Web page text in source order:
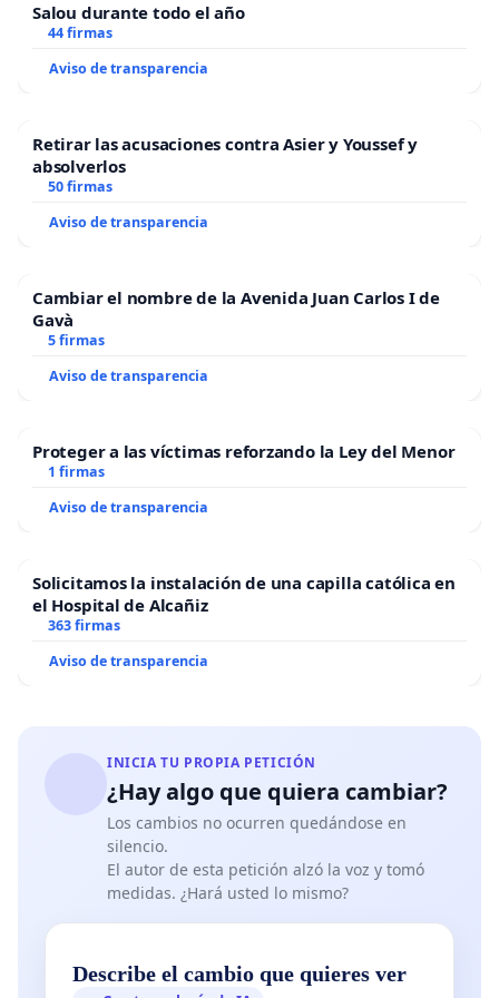
Salou durante todo el año
44 firmas
Aviso de transparencia
Retirar las acusaciones contra Asier y Youssef y
absolverlos
50 firmas
Aviso de transparencia
Cambiar el nombre de la Avenida Juan Carlos I de
Gavà
5 firmas
Aviso de transparencia
Proteger a las víctimas reforzando la Ley del Menor
1 firmas
Aviso de transparencia
Solicitamos la instalación de una capilla católica en
el Hospital de Alcañiz
363 firmas
Aviso de transparencia
INICIA TU PROPIA PETICIÓN
¿Hay algo que quiera cambiar?
Los cambios no ocurren quedándose en
silencio.
El autor de esta petición alzó la voz y tomó
medidas. ¿Hará usted lo mismo?
Describe el cambio que quieres ver